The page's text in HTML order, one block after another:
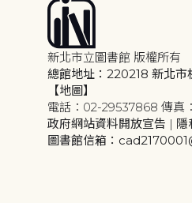
新北市立圖書館 版權所有
總館地址：220218 新北市
【地圖】
電話：02-29537868 傳真
政府網站資料開放宣告 | 隱
圖書館信箱：